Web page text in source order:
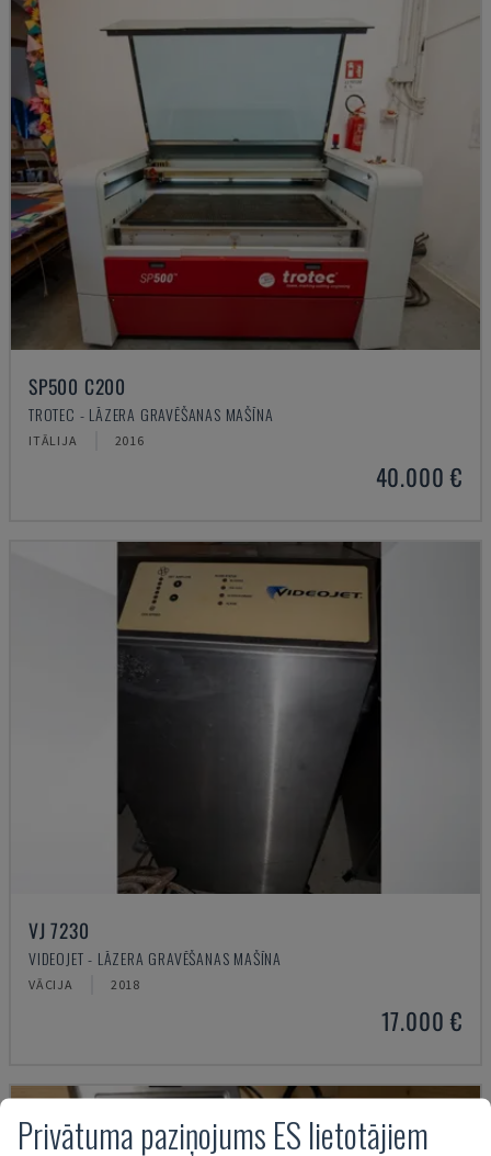
SP500 C200
TROTEC - LĀZERA GRAVĒŠANAS MAŠĪNA
ITĀLIJA 2016
40.000 €
VJ 7230
VIDEOJET - LĀZERA GRAVĒŠANAS MAŠĪNA
VĀCIJA 2018
17.000 €
Privātuma paziņojums ES lietotājiem